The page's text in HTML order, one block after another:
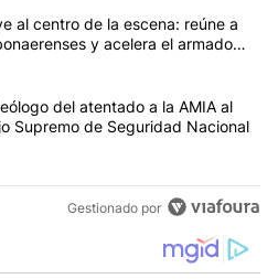
con más comentarios en los
el título "Karina Milei vuelve al
al centro de la escena: reúne a
y acelera el armado
el título "Irán nombró al ideólogo
del atentado a la AMIA al
Supremo de Seguridad Nacional
Gestionado por